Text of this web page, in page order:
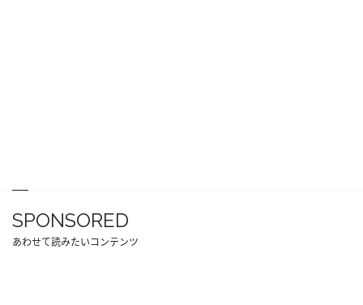
SPONSORED
あわせて読みたいコンテンツ